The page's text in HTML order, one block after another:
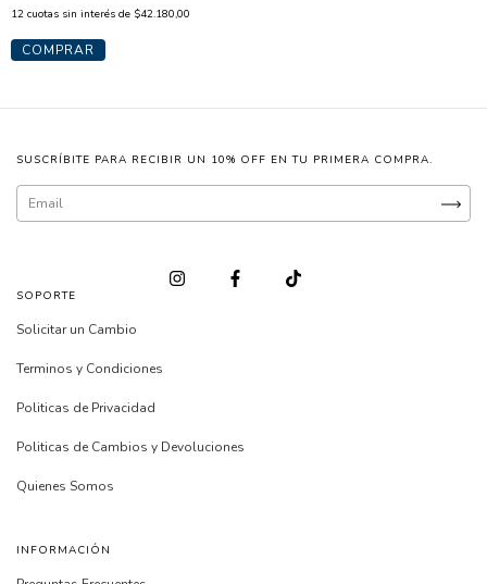
12 cuotas sin interés de $42.180,00
SUSCRÍBITE PARA RECIBIR UN 10% OFF EN TU PRIMERA COMPRA.
SOPORTE
Solicitar un Cambio
Terminos y Condiciones
Politicas de Privacidad
Politicas de Cambios y Devoluciones
Quienes Somos
INFORMACIÓN